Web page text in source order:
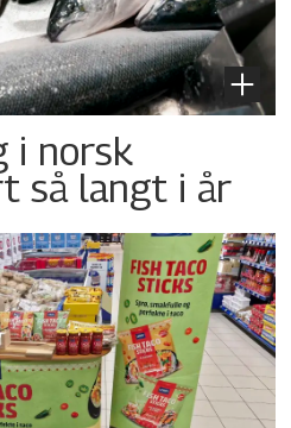
i norsk
så langt i år